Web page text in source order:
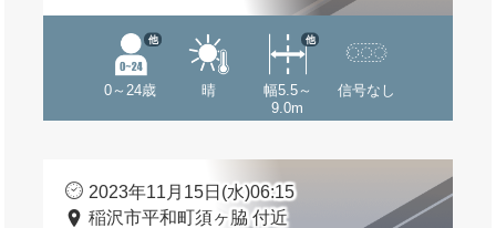
0～24歳
他
晴
幅5.5～
9.0m
他
信号なし
2023年11月15日(水)06:15
稲沢市平和町須ヶ脇 付近